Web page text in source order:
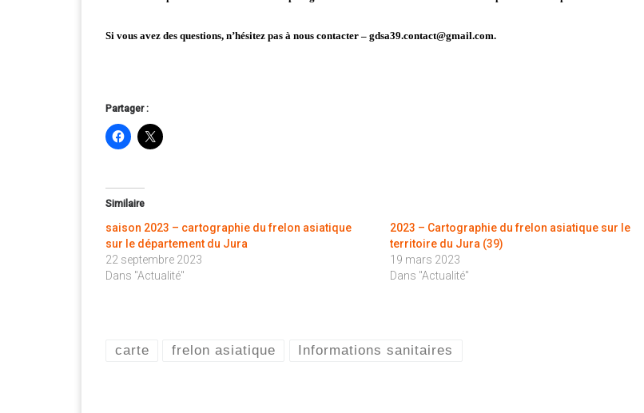
Si vous avez des questions, n’hésitez pas à nous contacter – gdsa39.contact@gmail.com.
Partager :
Similaire
saison 2023 – cartographie du frelon asiatique
sur le département du Jura
22 septembre 2023
Dans "Actualité"
2023 – Cartographie du frelon asiatique sur le
territoire du Jura (39)
19 mars 2023
Dans "Actualité"
carte frelon asiatique Informations sanitaires